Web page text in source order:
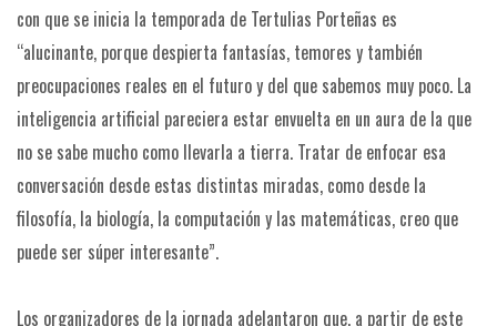
con que se inicia la temporada de Tertulias Porteñas es
“alucinante, porque despierta fantasías, temores y también
preocupaciones reales en el futuro y del que sabemos muy poco. La
inteligencia artificial pareciera estar envuelta en un aura de la que
no se sabe mucho como llevarla a tierra. Tratar de enfocar esa
conversación desde estas distintas miradas, como desde la
filosofía, la biología, la computación y las matemáticas, creo que
puede ser súper interesante”.
Los organizadores de la jornada adelantaron que, a partir de este